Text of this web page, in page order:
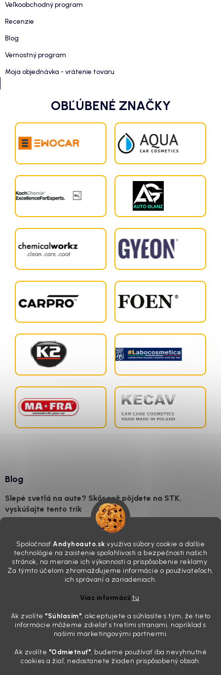
Spoločnosť Andyhoauto.sk využíva súbory cookie a ďalšie
technológie na zaistenie spoľahlivosti a bezpečnosti našich
stránok, na meranie ich výkonnosti a prispôsobenie reklamy.
Za týmto účelom zhromažďujeme informácie o používateľoch,
ich správaní a zariadeniach.
Viac informáciítu.
Ak zvolíte "Súhlasím", akceptujete a súhlasíte s tým, že tieto
informácie môžeme zdieľať s tretími stranami, napríklad s
našimi marketingovými partnermi.
Ak zvolíte "Odmietnuť", budeme používať iba nevyhnutné
cookies a žiaľ, nedostanete žiaden prispôsobený obsah.
Veľkoobchodný program
Recenzie
Blog
Vernostný program
Moja objednávka - vrátenie tovaru
OBĽÚBENÉ ZNAČKY
Blog
Slepé svetlá na aute? Skôr než pôjdete na STK,
vyskúšajte tento trik
skutočnosti je? Často za to môžu práve „slepé“ svetlomety. Ten
mliečny, drsný povrch nie je len estetická vada. Keď slnko a soľ urobia
svoje, plexisklo začne svetlo rozptyľovať namiesto to...
Zabudnite na handru. Ak chcete mať auto naozaj čisté,
Poznáte ten moment. Vonku svieti slnko, vy sedíte v čerstvo
„upratanom“ aute, no pri pohľade na palubnú dosku vás ide poraziť. V
mriežkach ventilácie, okolo tlačidiel a v švíkoch sedačiek na vás stále
drzo pozerá prach. Handra ani vysávač tam jednodu...
Detailing nemusí stáť výplatu: 5 kúskov autokozmetiky,